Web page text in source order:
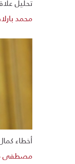
محمد
أخطاء
مصطفى